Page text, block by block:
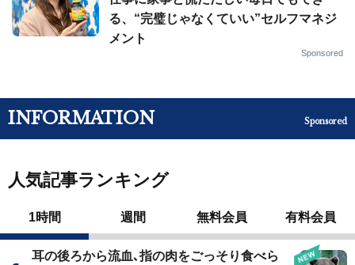
る、“完璧じゃなくていい”セルフマネジ
メント
Sponsored
INFORMATION Sponsored
人気記事ランキング
1時間 週間 無料会員 有料会員
耳の後ろから流血､指の肉をごっそり食べら